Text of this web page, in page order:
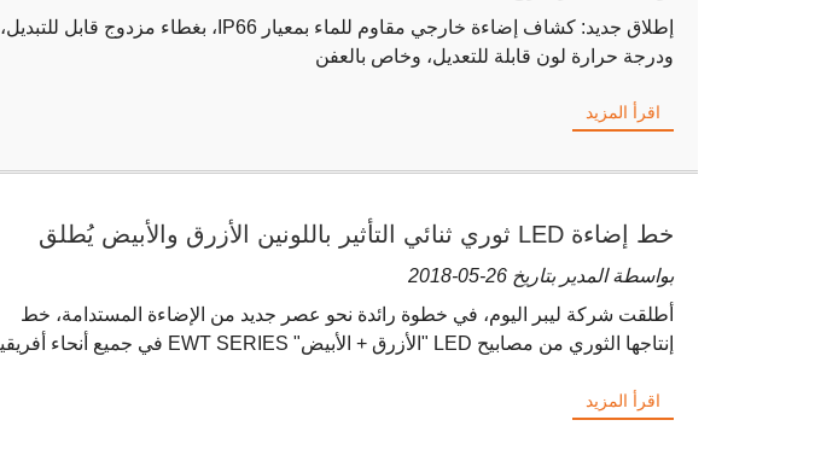
إطلاق جديد: كشاف إضاءة خارجي مقاوم للماء بمعيار IP66، بغطاء مزدوج قابل للتبديل،
ودرجة حرارة لون قابلة للتعديل، وخاص بالعفن
اقرأ المزيد
خط إضاءة LED ثوري ثنائي التأثير باللونين الأزرق والأبيض يُطلق
عالميًا
بواسطة المدير بتاريخ 26-05-2018
أطلقت شركة ليبر اليوم، في خطوة رائدة نحو عصر جديد من الإضاءة المستدامة، خط
إنتاجها الثوري من مصابيح LED "الأزرق + الأبيض" EWT SERIES في جميع أنحاء أفريقيا.
اقرأ المزيد